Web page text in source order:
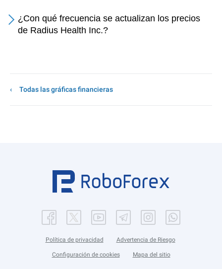
¿Con qué frecuencia se actualizan los precios
de Radius Health Inc.?
Todas las gráficas financieras
Política de privacidad Advertencia de Riesgo
Configuración de cookies Mapa del sitio